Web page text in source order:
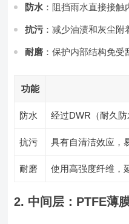
防水 ：阻挡雨水直接接触
抗污：减少油渍和灰尘附
耐磨 ：保护内部结构免受
功能
防水 经过DWR（耐久
抗污 具有自清洁效应，
耐磨 使用高强度纤维，
2. 中间层：PTFE薄